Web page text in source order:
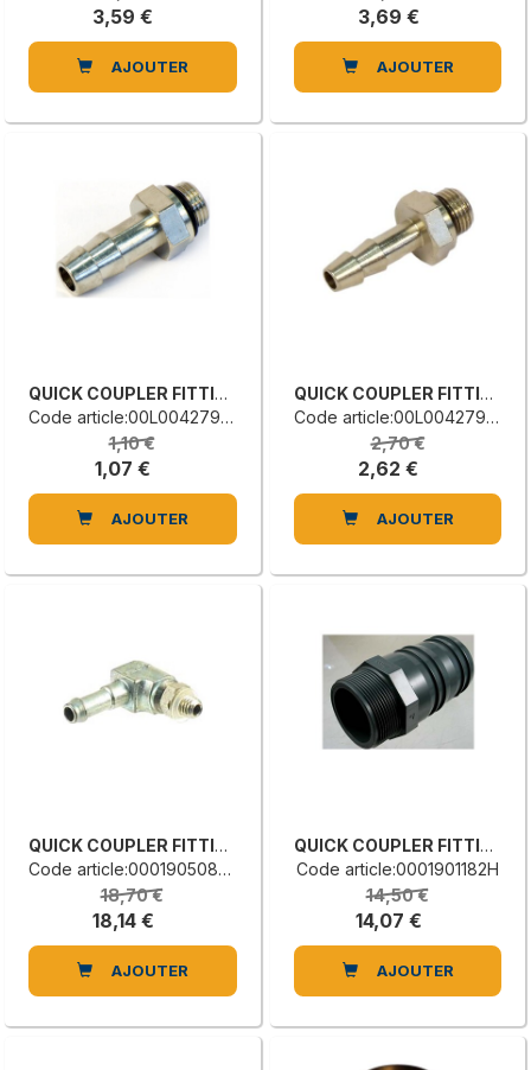
3,59 €
AJOUTER
3,69 €
AJOUTER
QUICK COUPLER FITTING
Code article:00L0042794E
1,10 €
1,07 €
AJOUTER
QUICK COUPLER FITTING
Code article:00L0042793C
2,70 €
2,62 €
AJOUTER
QUICK COUPLER FITTING
Code article:0001905082A
18,70 €
18,14 €
AJOUTER
QUICK COUPLER FITTING
Code article:0001901182H
14,50 €
14,07 €
AJOUTER